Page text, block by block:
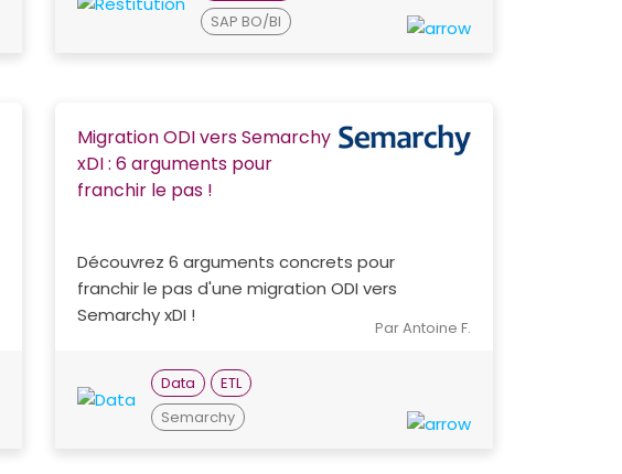
SAP BO/BI
Migration ODI vers Semarchy
xDI : 6 arguments pour
franchir le pas !
Découvrez 6 arguments concrets pour
franchir le pas d'une migration ODI vers
Semarchy xDI !
Par Antoine F.
Data
ETL
Semarchy